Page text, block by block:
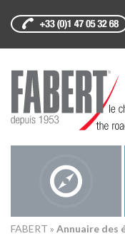
FABERT » Annuaire des